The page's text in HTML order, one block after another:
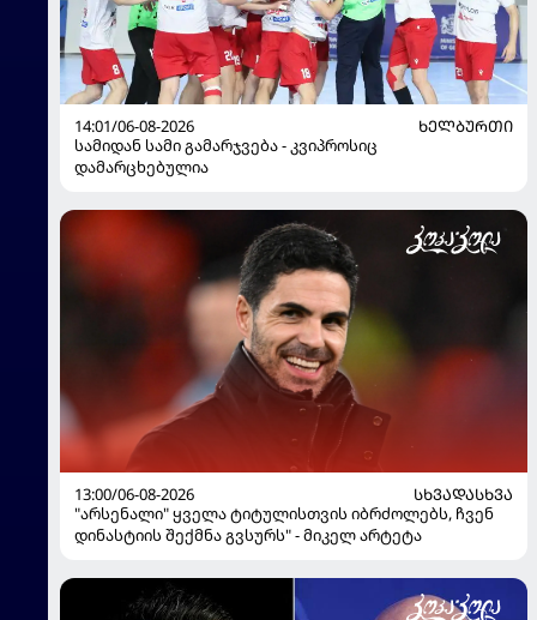
14:01/06-08-2026
ᲮᲔᲚᲑᲣᲠᲗᲘ
სამიდან სამი გამარჯვება - კვიპროსიც
დამარცხებულია
13:00/06-08-2026
ᲡᲮᲕᲐᲓᲐᲡᲮᲕᲐ
"არსენალი" ყველა ტიტულისთვის იბრძოლებს, ჩვენ
დინასტიის შექმნა გვსურს" - მიკელ არტეტა